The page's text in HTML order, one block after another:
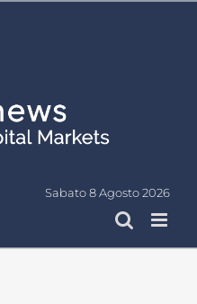
Sabato 8 Agosto 2026